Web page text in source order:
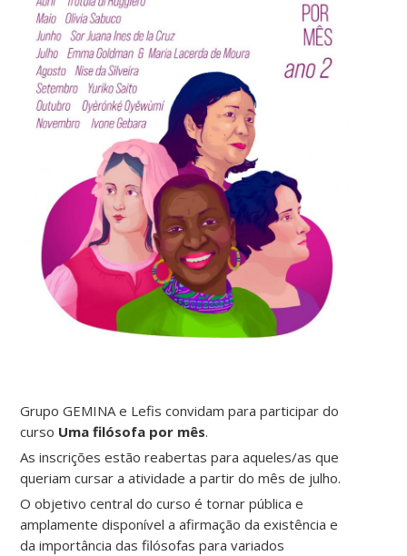
Grupo GEMINA e Lefis convidam para participar do
curso Uma filósofa por mês.
As inscrições estão reabertas para aqueles/as que
queriam cursar a atividade a partir do mês de julho.
O objetivo central do curso é tornar pública e
amplamente disponível a afirmação da existência e
da importância das filósofas para variados